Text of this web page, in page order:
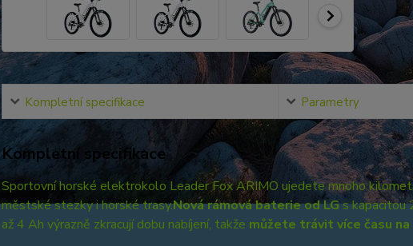
Kompletní specifikace Parametry
Kompletní specifikace
Sportovní horské elektrokolo Leader Fox ARIMO ujedete mnoho
městské stezky i horské trasy.Nová rámová baterie od LGs kapacitou
až 4 Ah výrazně zkracují dobu nabíjení, takže můžete trávit více času